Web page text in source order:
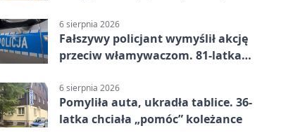
6 sierpnia 2026
Fałszywy policjant wymyślił akcję
przeciw włamywaczom. 81-latka
6 sierpnia 2026
Pomyliła auta, ukradła tablice. 36-
latka chciała „pomóc” koleżance